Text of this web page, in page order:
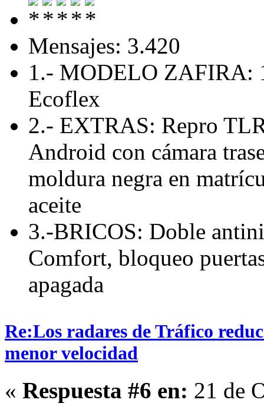
Mensajes: 3.420
1.- MODELO ZAFIRA:
Ecoflex
2.- EXTRAS: Repro
Android con cámara
moldura negra en
aceite
3.-BRICOS: Doble
Comfort, bloqueo
apagada
Re:Los radares de Tráfico
menor velocidad
« Respuesta #6 en: 21 de